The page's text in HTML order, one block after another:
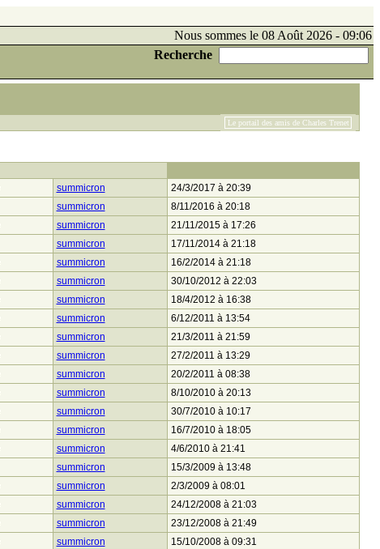
Nous sommes le 08 Août 2026 - 09:06
Recherche
Le portail des amis de Charles Trenet
summicron
24/3/2017 à 20:39
summicron
8/11/2016 à 20:18
summicron
21/11/2015 à 17:26
summicron
17/11/2014 à 21:18
summicron
16/2/2014 à 21:18
summicron
30/10/2012 à 22:03
summicron
18/4/2012 à 16:38
summicron
6/12/2011 à 13:54
summicron
21/3/2011 à 21:59
summicron
27/2/2011 à 13:29
summicron
20/2/2011 à 08:38
summicron
8/10/2010 à 20:13
summicron
30/7/2010 à 10:17
summicron
16/7/2010 à 18:05
summicron
4/6/2010 à 21:41
summicron
15/3/2009 à 13:48
summicron
2/3/2009 à 08:01
summicron
24/12/2008 à 21:03
summicron
23/12/2008 à 21:49
summicron
15/10/2008 à 09:31